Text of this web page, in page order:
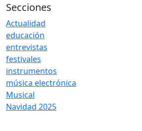
Secciones
Actualidad
educación
entrevistas
festivales
instrumentos
música electrónica
Musical
Navidad 2025